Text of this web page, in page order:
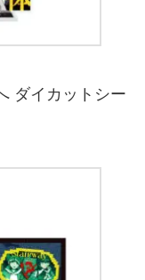
ダイカットシー